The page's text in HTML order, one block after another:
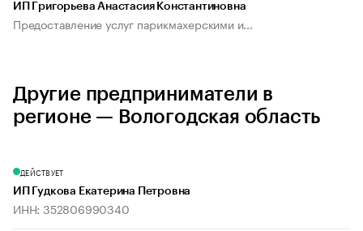
ИП Григорьева Анастасия Константиновна
Предоставление услуг парикмахерскими и...
Другие предприниматели в
регионе — Вологодская область
ДЕЙСТВУЕТ
ИП Гудкова Екатерина Петровна
ИНН: 352806990340